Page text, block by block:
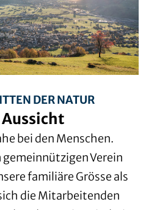
DER NATUR
bei den Menschen.
gemeinnützigen Verein
familiäre Grösse als
die Mitarbeitenden